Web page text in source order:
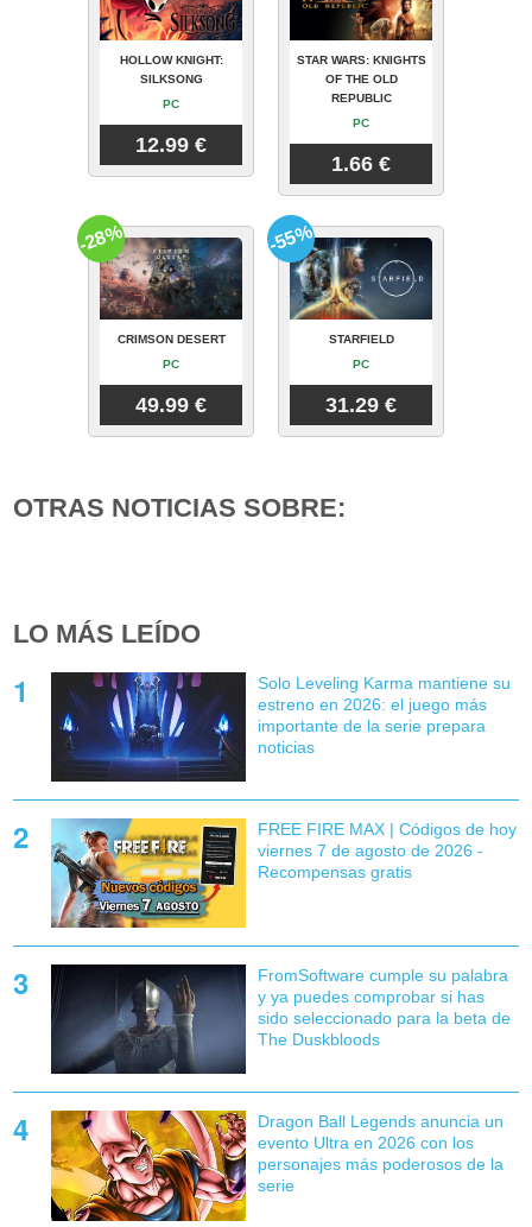
HOLLOW KNIGHT:
SILKSONG
PC
12.99 €
STAR WARS: KNIGHTS
OF THE OLD
REPUBLIC
PC
1.66 €
CRIMSON DESERT
PC
49.99 €
-28%
STARFIELD
PC
31.29 €
-55%
OTRAS NOTICIAS SOBRE:
LO MÁS LEÍDO
Solo Leveling Karma mantiene su
estreno en 2026: el juego más
importante de la serie prepara
noticias
FREE FIRE MAX | Códigos de hoy
viernes 7 de agosto de 2026 -
Recompensas gratis
FromSoftware cumple su palabra
y ya puedes comprobar si has
sido seleccionado para la beta de
The Duskbloods
Dragon Ball Legends anuncia un
evento Ultra en 2026 con los
personajes más poderosos de la
serie